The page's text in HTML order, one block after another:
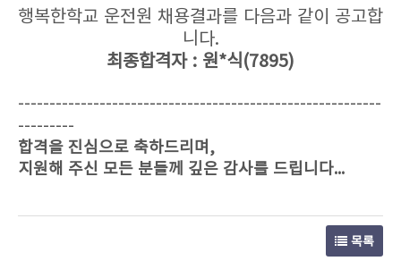
행복한학교 운전원 채용결과를 다음과 같이 공고합
니다.
최종합격자 : 원*식(7895)
----------------------------------------------------------
---------
합격을 진심으로 축하드리며,
지원해 주신 모든 분들께 깊은 감사를 드립니다...
목록